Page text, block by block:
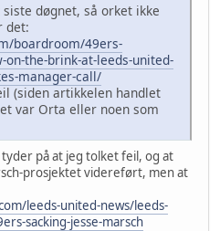
døgnet, så orket ikke
det:
boardroom/49ers-
the-brink-at-leeds-united-
manager-call/
(siden artikkelen handlet
var Orta eller noen som
på at jeg tolket feil, og at
prosjektet videreført, men at
leeds-united-news/leeds-
sacking-jesse-marsch